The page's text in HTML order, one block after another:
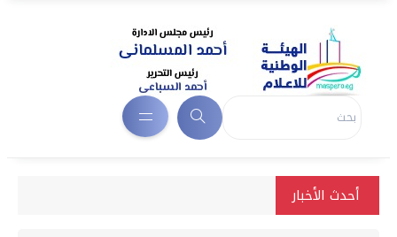
أحدث الأخبار